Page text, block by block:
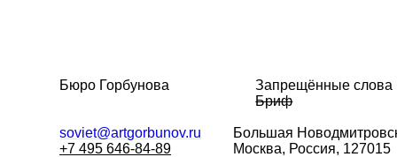
Бюро Горбунова
Запрещённые слова
Бриф
soviet@artgorbunov.ru
+7 495 646-84-89
Большая
Москва, Россия, 127015